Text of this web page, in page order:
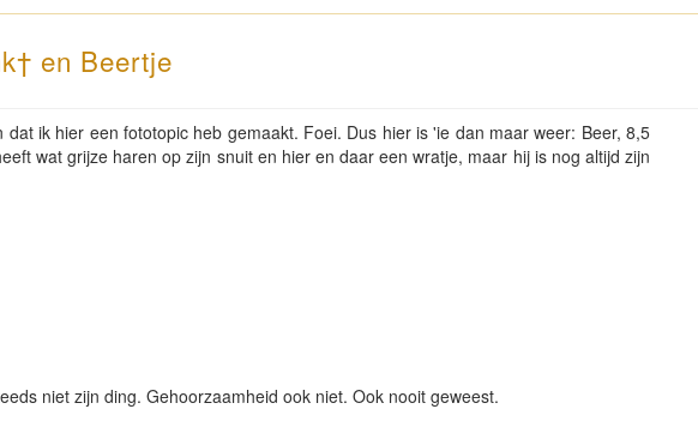
en Beertje
dat ik hier een fototopic heb gemaakt. Foei. Dus hier is 'ie dan maar weer: Beer, 8,5
wat grijze haren op zijn snuit en hier en daar een wratje, maar hij is nog altijd zijn
niet zijn ding. Gehoorzaamheid ook niet. Ook nooit geweest.